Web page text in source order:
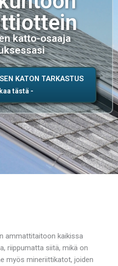
katto-osaaja
KATON TARKASTUS
ammattitaitoon kaikissa
riippumatta siitä, mikä on
myös mineriittikatot, joiden